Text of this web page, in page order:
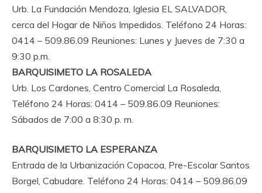
Urb. La Fundación Mendoza, Iglesia EL SALVADOR,
cerca del Hogar de Niños Impedidos. Teléfono 24 Horas:
0414 – 509.86.09 Reuniones: Lunes y Jueves de 7:30 a
9:30 p.m.
BARQUISIMETO LA ROSALEDA
Urb. Los Cardones, Centro Comercial La Rosaleda,
Teléfono 24 Horas: 0414 – 509.86.09 Reuniones:
Sábados de 7:00 a 8:30 p. m.
BARQUISIMETO LA ESPERANZA
Entrada de la Urbanización Copacoa, Pre-Escolar Santos
Borgel, Cabudare. Teléfono 24 Horas: 0414 – 509.86.09